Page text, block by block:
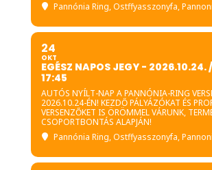
Pannónia Ring, Ostffyasszonyfa,
24
OKT
EGÉSZ NAPOS JEGY -
17:45
AUTÓS NYÍLT-NAP A PANNÓNIA-RING
2026.10.24-ÉN! KEZDŐ PÁLYÁZÓKAT ÉS
VERSENZŐKET IS ÖRÖMMEL VÁRUNK,
CSOPORTBONTÁS ALAPJÁN!
Pannónia Ring, Ostffyasszonyfa,